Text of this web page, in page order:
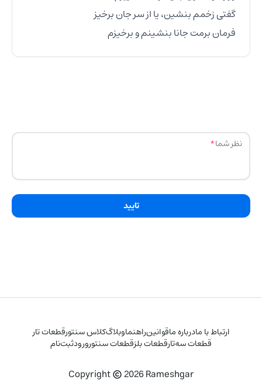
فرمان برمت جانا بنشینم و برخیزم
نظر شما
تایید
ارتباط با مادرباره ماقوانینراهنماوبلاگکلاس سنتورقطعات تار
قطعات سه‌تارقطعات بلزقطعات سنتورورودثبت‌نام
Copyright 2026Rameshgar